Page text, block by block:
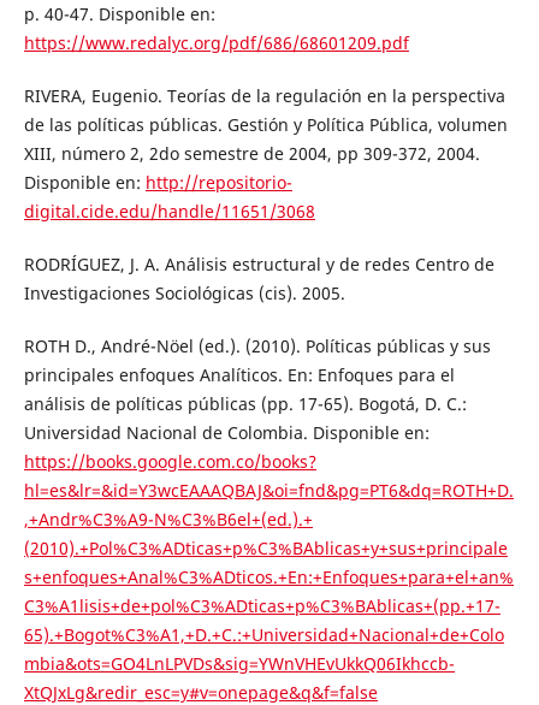
p. 40-47. Disponible en:
https://www.redalyc.org/pdf/686/68601209.pdf
RIVERA, Eugenio. Teorías de la regulación en la perspectiva
de las políticas públicas. Gestión y Política Pública, volumen
XIII, número 2, 2do semestre de 2004, pp 309-372, 2004.
Disponible en: http://repositorio-
digital.cide.edu/handle/11651/3068
RODRÍGUEZ, J. A. Análisis estructural y de redes Centro de
Investigaciones Sociológicas (cis). 2005.
ROTH D., André-Nöel (ed.). (2010). Políticas públicas y sus
principales enfoques Analíticos. En: Enfoques para el
análisis de políticas públicas (pp. 17-65). Bogotá, D. C.:
Universidad Nacional de Colombia. Disponible en:
https://books.google.com.co/books?
hl=es&lr=&id=Y3wcEAAAQBAJ&oi=fnd&pg=PT6&dq=ROTH+D.
,+Andr%C3%A9-N%C3%B6el+(ed.).+
(2010).+Pol%C3%ADticas+p%C3%BAblicas+y+sus+principale
s+enfoques+Anal%C3%ADticos.+En:+Enfoques+para+el+an%
C3%A1lisis+de+pol%C3%ADticas+p%C3%BAblicas+(pp.+17-
65).+Bogot%C3%A1,+D.+C.:+Universidad+Nacional+de+Colo
mbia&ots=GO4LnLPVDs&sig=YWnVHEvUkkQ06Ikhccb-
XtQJxLg&redir_esc=y#v=onepage&q&f=false